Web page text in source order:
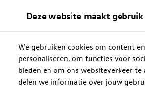
Deze website maakt
We gebruiken cookies om content
personaliseren, om functies voor
bieden en om ons websiteverkeer te
delen we informatie over jouw